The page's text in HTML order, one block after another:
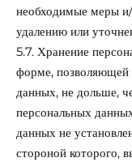
необходимые меры
удалению или
5.7. Хранение
форме, позволяющей
данных, не дольше,
персональных
данных не
стороной которого,